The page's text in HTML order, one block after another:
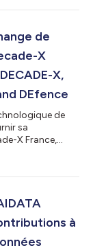
souverains sur
domaines
de
X
X,
DEfence
de
sa
X France,
données et à la
à